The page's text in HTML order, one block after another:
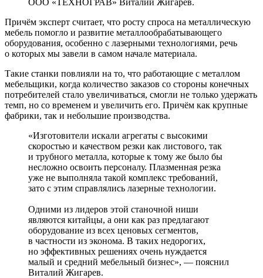
Причём эксперт считает, что росту спроса на металлическую
мебель помогло и развитие металлообрабатывающего
оборудования, особенно с лазерными технологиями, речь
о которых мы завели в самом начале материала.
Такие станки повлияли на то, что работающие с металлом
мебельщики, когда количество заказов со стороны конечных
потребителей стало увеличиваться, смогли не только удержать
темп, но со временем и увеличить его. Причём как крупные
фабрики, так и небольшие производства.
«Изготовители искали агрегаты с высокими
скоростью и качеством резки как листового, так
и трубного металла, которые к тому же было бы
несложно освоить персоналу. Плазменная резка
уже не выполняла такой комплекс требований,
зато с этим справлялись лазерные технологии.
Одними из лидеров этой станочной ниши
являются китайцы, а они как раз предлагают
оборудование из всех ценовых сегментов,
в частности из эконома. В таких недорогих,
но эффективных решениях очень нуждается
малый и средний мебельный бизнес», — пояснил
Виталий Жигарев.